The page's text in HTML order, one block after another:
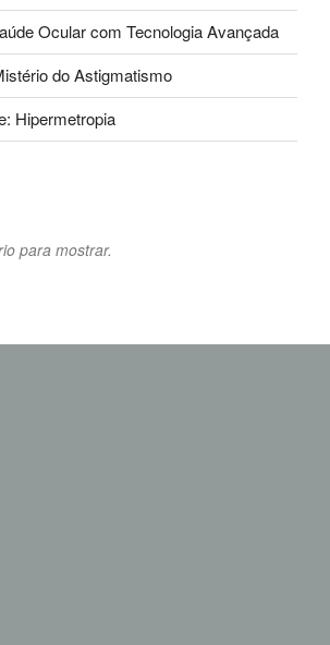
Ocular com Tecnologia Avançada
do Astigmatismo
Hipermetropia
para mostrar.